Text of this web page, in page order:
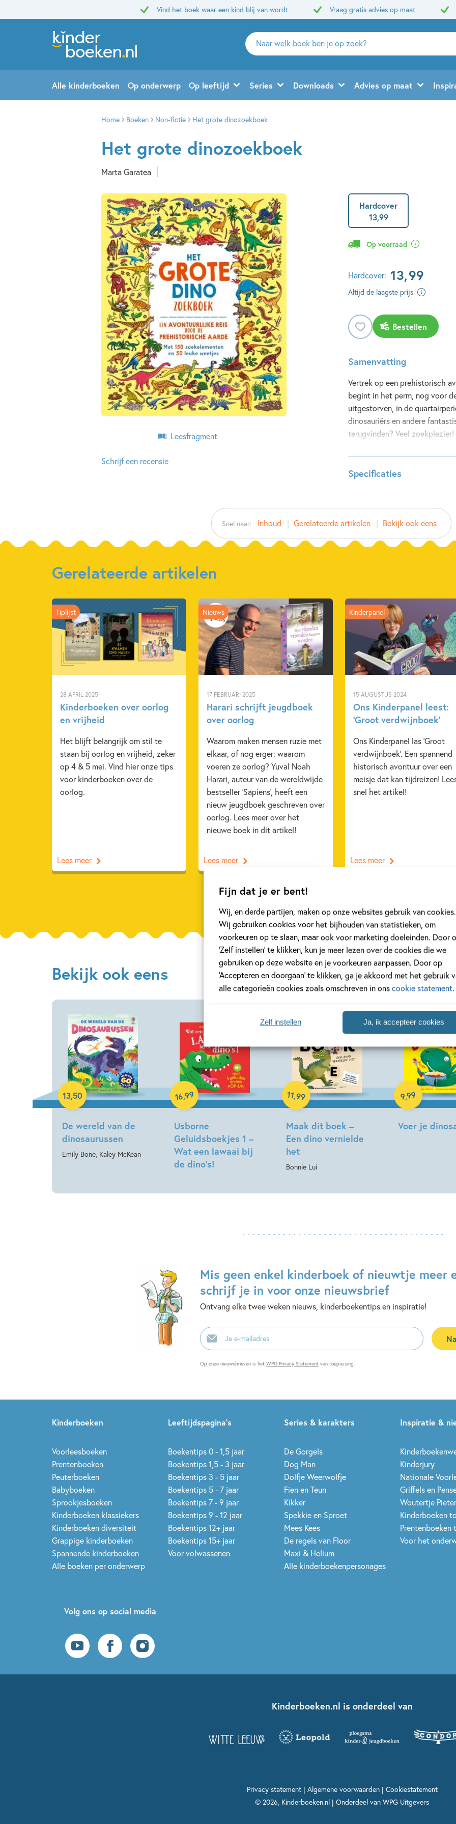
Fijn dat je er bent!
Wij, en derde partijen, maken op onze websites gebruik van cookies.
Wij gebruiken cookies voor het bijhouden van statistieken, om
voorkeuren op te slaan, maar ook voor marketing doeleinden. Door
‘Zelf instellen’ te klikken, kun je meer lezen over de cookies die we
gebruiken op deze website en je voorkeuren aanpassen. Door op
‘Accepteren en doorgaan’ te klikken, ga je akkoord met het gebruik
alle categorieën cookies zoals omschreven in onscookie statement.
Ja, ik accepteer cookies
Zelf instellen
Vind het boek waar een kind blij van wordt Vraag gratis advies op maat
Zoeken
naar
en
uitgevers
Alle kinderboeken Op onderwerp Op leeftijd Series Downloads Advies op maat
Home Boeken Non-fictie Het grote dinozoekboek
Het grote dinozoekboek
Marta Garatea
Leesfragment
Schrijf een recensie
Hardcover
13,99
Op voorraad
Hardcover: 13,99
Altijd de laagste prijs
Bestellen
Samenvatting
Vertrek op een prehistorisch
begint in het perm, nog voor
uitgestorven, in de
dinosauriërs en andere
terugvinden? Veel zoekplezier!
Specificaties
NUR:
212
Type:
Auteur(s):
Marta
Verschijningsdatum: 02-06-
Kenmerken van dit boek
Dinosaurussen
Marta Garatea
Snel naar: Inhoud Gerelateerde artikelen Bekijk ook eens
Gerelateerde artikelen
28 APRIL 2025
Kinderboeken over oorlog
en vrijheid
Het blijft belangrijk om stil te
staan bij oorlog en vrijheid, zeker
op 4 & 5 mei. Vind hier onze tips
voor kinderboeken over de
oorlog.
Tiplijst
Lees meer
17 FEBRUARI 2025
Harari schrijft jeugdboek
over oorlog
Waarom maken mensen ruzie met
elkaar, of nog erger: waarom
voeren ze oorlog? Yuval Noah
Harari, auteur van de wereldwijde
bestseller 'Sapiens', heeft een
nieuw jeugdboek geschreven over
oorlog. Lees meer over het
nieuwe boek in dit artikel!
Nieuws
Lees meer
15 AUGUSTUS 2024
Ons Kinderpanel leest:
‘Groot verdwijnboek’
Ons Kinderpanel las 'Groot
verdwijnboek'. Een spannend
historisch avontuur over een
meisje dat kan tijdreizen!
snel het artikel!
Kinderpanel
Lees meer
Bekijk ook eens
De wereld van de
dinosaurussen
Emily Bone, Kaley McKean
13,50
Hardcover
Usborne
Geluidsboekjes 1 –
Wat een lawaai bij
de dino’s!
16,99
Hardcover
Maak dit boek –
Een dino vernielde
het
Bonnie Lui
11,99
Hardcover
Voer je
9,99
Hardcover
Mis geen enkel kinderboek of nieuwtje meer
schrijf je in voor onze nieuwsbrief
Ontvang elke twee weken nieuws, kinderboekentips en inspiratie!
E-
mailadres
Op onze nieuwsbrieven is het WPG Privacy Statement van toepassing.
Kinderboeken
Voorleesboeken
Prentenboeken
Peuterboeken
Babyboeken
Sprookjesboeken
Kinderboeken klassiekers
Kinderboeken diversiteit
Grappige kinderboeken
Spannende kinderboeken
Alle boeken per onderwerp
Leeftijdspagina’s
Boekentips 0 - 1,5 jaar
Boekentips 1,5 - 3 jaar
Boekentips 3 - 5 jaar
Boekentips 5 - 7 jaar
Boekentips 7 - 9 jaar
Boekentips 9 - 12 jaar
Boekentips 12+ jaar
Boekentips 15+ jaar
Voor volwassenen
Series & karakters
De Gorgels
Dog Man
Dolfje Weerwolfje
Fien en Teun
Kikker
Spekkie en Sproet
Mees Kees
De regels van Floor
Maxi & Helium
Alle kinderboekenpersonages
Inspiratie &
Kinderjury
Nationale
Griffels en
Woutertje
Kinderboeken
Prentenboeken
Voor het
Volg ons op social media
Kinderboeken.nl is onderdeel van
Privacy statement| Algemene voorwaarden| Cookiestatement
© 2026, Kinderboeken.nl | Onderdeel van WPG Uitgevers